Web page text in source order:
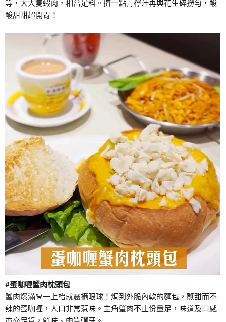
等，大大隻蝦肉，相當足料。擠一點青檸汁再與花生碎撈勻，酸
酸甜甜超開胃！
#蛋咖喱蟹肉枕頭包
蟹肉爆滿🦀一上枱就震攝眼球！焗到外脆內軟的麵包，蘸甜而不
辣的蛋咖喱，人口非常惹味。主角蟹肉不止份量足，味道及口感